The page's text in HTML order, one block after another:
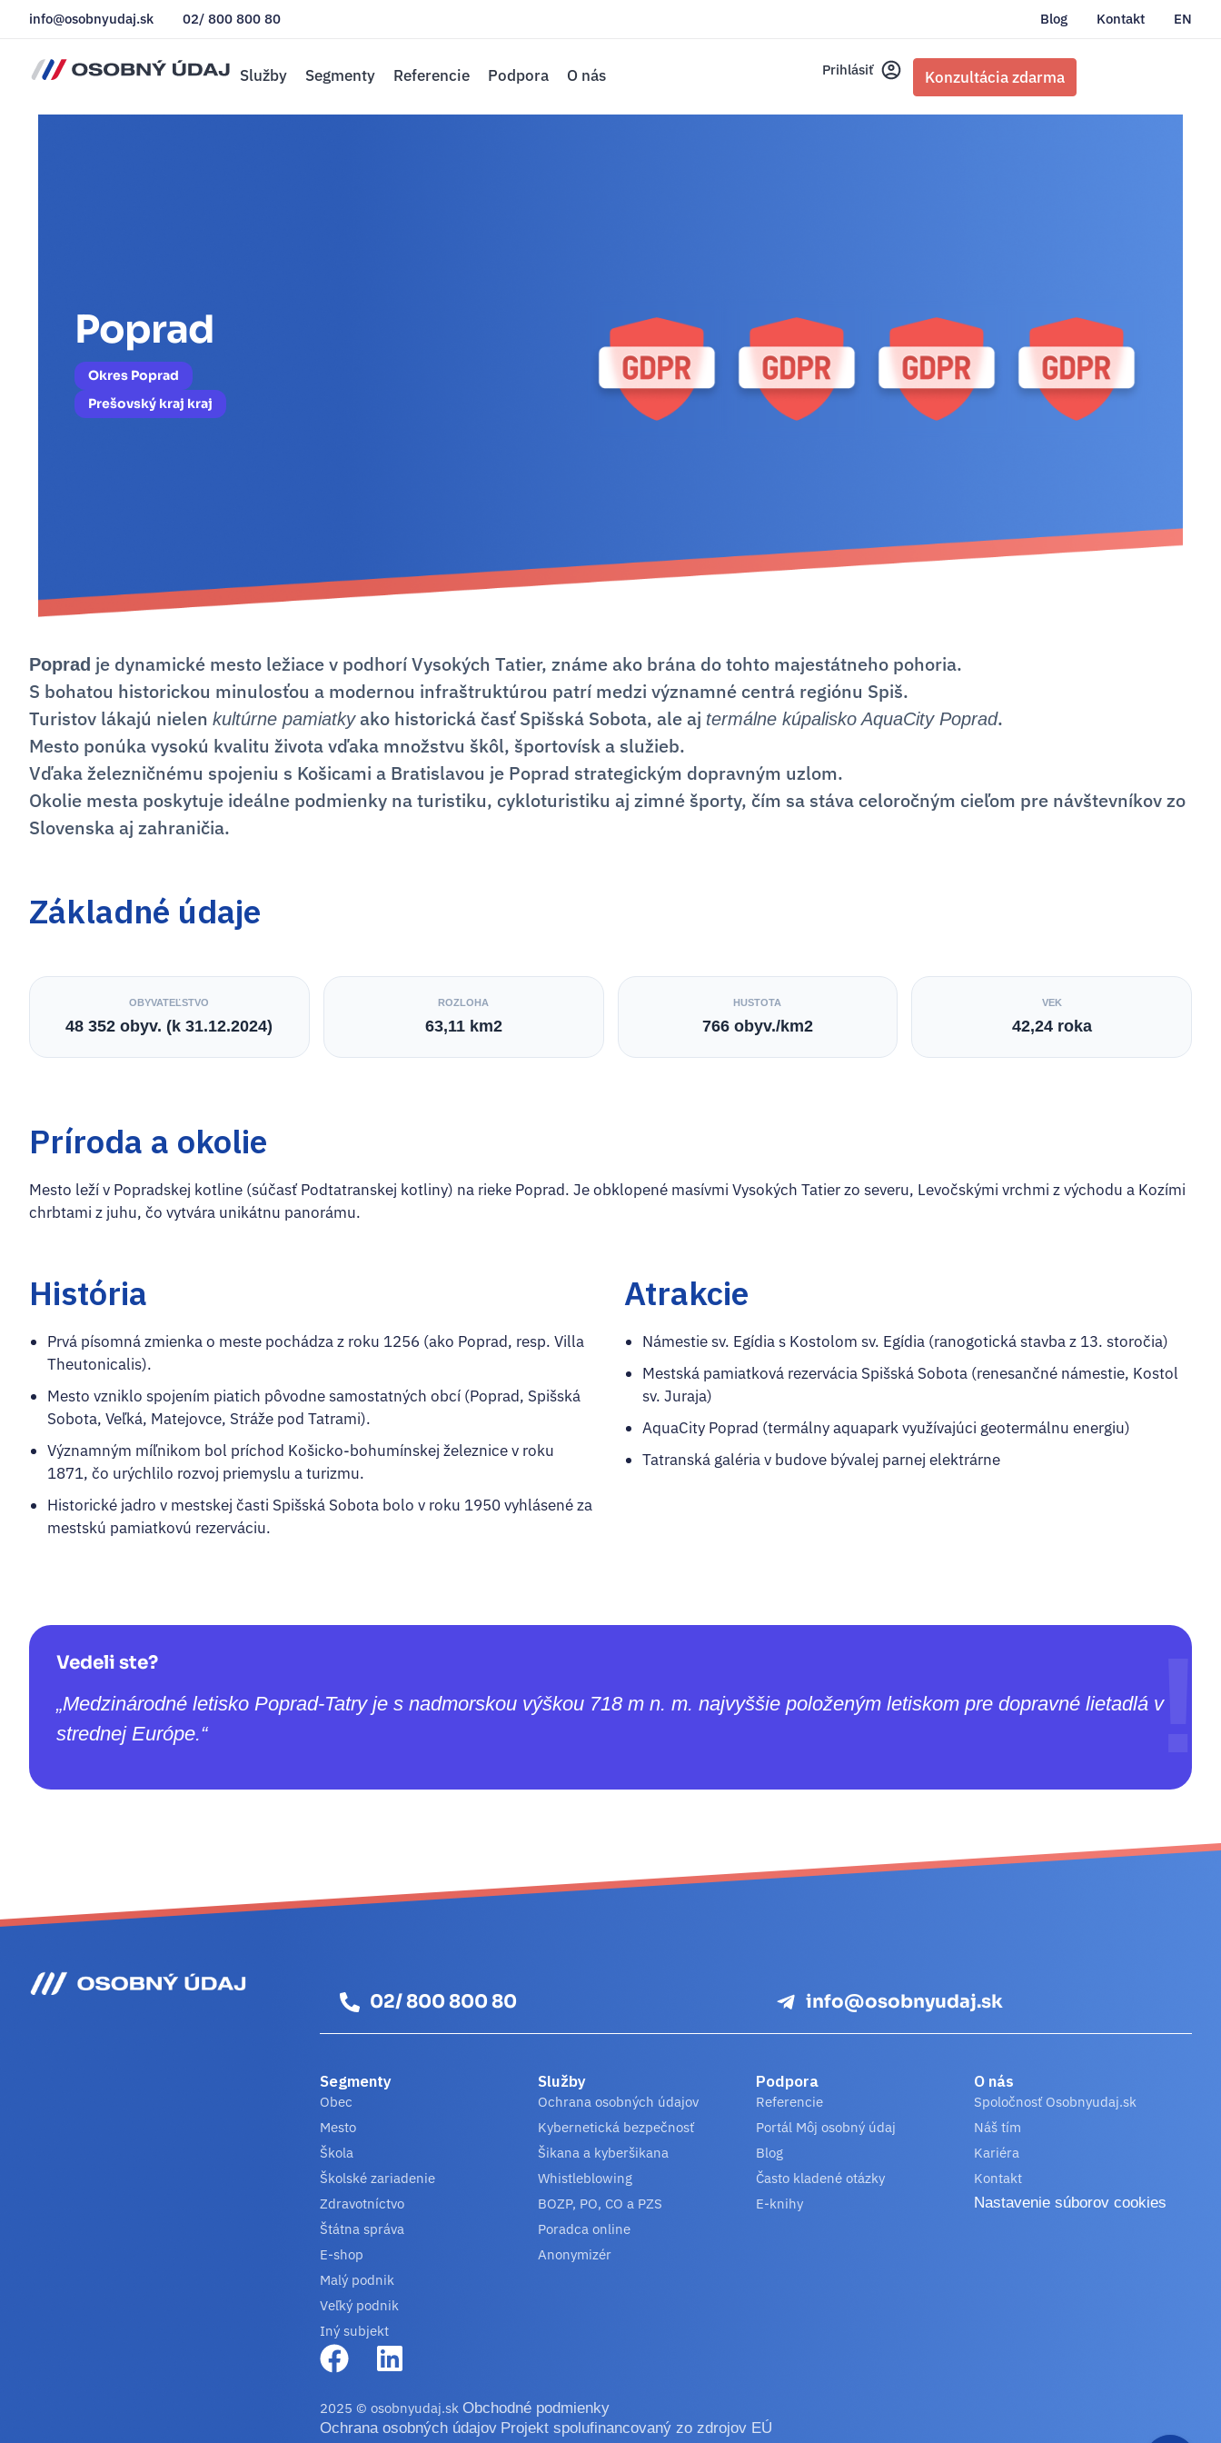
info@osobnyudaj.sk 02/ 800 800 80 Blog Kontakt EN
Služby Segmenty Referencie Podpora O nás Prihlásiť Konzultácia zdarma
Poprad
Okres Poprad
Prešovský kraj kraj
Poprad je dynamické mesto ležiace v podhorí Vysokých Tatier, známe ako brána do tohto majestátneho pohoria.
S bohatou historickou minulosťou a modernou infraštruktúrou patrí medzi významné centrá regiónu Spiš.
Turistov lákajú nielen kultúrne pamiatkyako historická časť Spišská Sobota, ale aj termálne kúpalisko AquaCity Poprad.
Mesto ponúka vysokú kvalitu života vďaka množstvu škôl, športovísk a služieb.
Vďaka železničnému spojeniu s Košicami a Bratislavou je Poprad strategickým dopravným uzlom.
Okolie mesta poskytuje ideálne podmienky na turistiku, cykloturistiku aj zimné športy, čím sa stáva celoročným cieľom pre návštevníkov zo
Slovenska aj zahraničia.
Základné údaje
OBYVATEĽSTVO
48 352 obyv. (k 31.12.2024)
ROZLOHA
63,11 km2
HUSTOTA
766 obyv./km2
VEK
42,24 roka
Príroda a okolie
Mesto leží v Popradskej kotline (súčasť Podtatranskej kotliny) na rieke Poprad. Je obklopené masívmi Vysokých Tatier zo severu, Levočskými vrchmi z východu a Kozími
chrbtami z juhu, čo vytvára unikátnu panorámu.
História
Prvá písomná zmienka o meste pochádza z roku 1256 (ako Poprad, resp. Villa
Theutonicalis).
Mesto vzniklo spojením piatich pôvodne samostatných obcí (Poprad, Spišská
Sobota, Veľká, Matejovce, Stráže pod Tatrami).
Významným míľnikom bol príchod Košicko-bohumínskej železnice v roku
1871, čo urýchlilo rozvoj priemyslu a turizmu.
Historické jadro v mestskej časti Spišská Sobota bolo v roku 1950 vyhlásené za
mestskú pamiatkovú rezerváciu.
Atrakcie
Námestie sv. Egídia s Kostolom sv. Egídia (ranogotická stavba z 13. storočia)
Mestská pamiatková rezervácia Spišská Sobota (renesančné námestie, Kostol
sv. Juraja)
AquaCity Poprad (termálny aquapark využívajúci geotermálnu energiu)
Tatranská galéria v budove bývalej parnej elektrárne
Vedeli ste?
„Medzinárodné letisko Poprad-Tatry je s nadmorskou výškou 718 m n. m. najvyššie položeným letiskom pre dopravné lietadlá v
strednej Európe.“
02/ 800 800 80 info@osobnyudaj.sk
Segmenty
Obec
Mesto
Škola
Školské zariadenie
Zdravotníctvo
Štátna správa
E-shop
Malý podnik
Veľký podnik
Iný subjekt
Služby
Ochrana osobných údajov
Kybernetická bezpečnosť
Šikana a kyberšikana
Whistleblowing
BOZP, PO, CO a PZS
Poradca online
Anonymizér
Podpora
Referencie
Portál Môj osobný údaj
Blog
Často kladené otázky
E-knihy
O nás
Spoločnosť Osobnyudaj.sk
Náš tím
Kariéra
Kontakt
Nastavenie súborov cookies
2025 © osobnyudaj.sk Obchodné podmienky
Ochrana osobných údajov Projekt spolufinancovaný zo zdrojov EÚ